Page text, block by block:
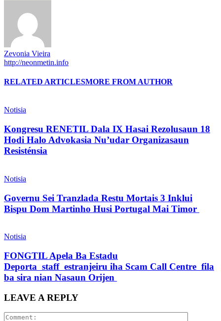
Zevonia Vieira
http://neonmetin.info
RELATED ARTICLESMORE FROM AUTHOR
Notisia
Kongresu RENETIL Dala IX Hasai Rezolusaun 18
Hodi Halo Advokasia Nu’udar Organizasaun
Resisténsia
Notisia
Governu Sei Tranzlada Restu Mortais 3 Inklui
Bispu Dom Martinho Husi Portugal Mai Timor
Notisia
FONGTIL Apela Ba Estadu
Deporta staff estranjeiru iha Scam Call Centre fila
ba sira nian Nasaun Orijen
LEAVE A REPLY